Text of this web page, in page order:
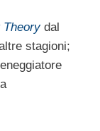
Theory dal
stagioni;